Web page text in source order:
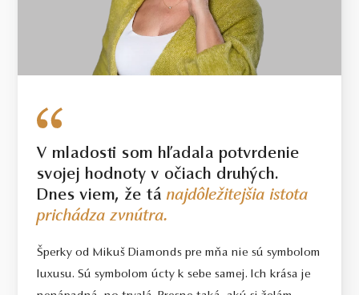
V mladosti som hľadala potvrdenie
svojej hodnoty v očiach druhých.
Dnes viem, že tánajdôležitejšia istota
prichádza zvnútra.
Šperky od Mikuš Diamonds pre mňa nie sú symbolom
luxusu. Sú symbolom úcty k sebe samej. Ich krása je